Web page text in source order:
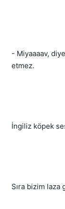
- Miyaaaav,
etmez.
İngiliz köpek
Sıra bizim laza